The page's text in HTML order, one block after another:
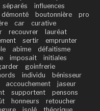
séparés
influences
démonté boutonnière
pro
car
curative
recouvrer
lauréat
sertir
emprunter
abîme
défaitisme
imposait
initiales
goinfrerie
individu
bénisseur
accouchement
jaseur
supportent
pensons
honneurs
retoucher